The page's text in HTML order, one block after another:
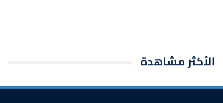
الأكثر مشاهدة